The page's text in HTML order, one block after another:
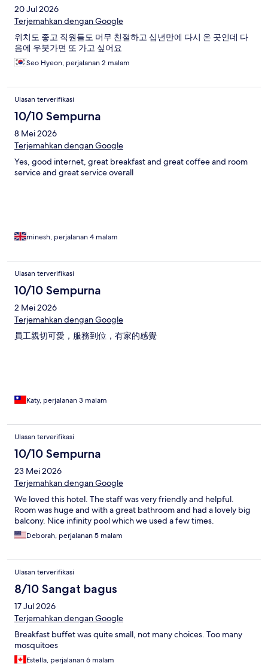
20 Jul 2026
Terjemahkan dengan Google
위치도 좋고 직원들도 머무 친절하고 십년만에 다시 온 곳인데 다
음에 우붓가면 또 가고 싶어요
Seo Hyeon, perjalanan 2 malam
Ulasan terverifikasi
10/10 Sempurna
8 Mei 2026
Terjemahkan dengan Google
Yes, good internet, great breakfast and great coffee and room
service and great service overall
minesh, perjalanan 4 malam
Ulasan terverifikasi
10/10 Sempurna
2 Mei 2026
Terjemahkan dengan Google
員工親切可愛，服務到位，有家的感覺
Katy, perjalanan 3 malam
Ulasan terverifikasi
10/10 Sempurna
23 Mei 2026
Terjemahkan dengan Google
We loved this hotel. The staff was very friendly and helpful.
Room was huge and with a great bathroom and had a lovely big
balcony. Nice infinity pool which we used a few times.
Deborah, perjalanan 5 malam
Ulasan terverifikasi
8/10 Sangat bagus
17 Jul 2026
Terjemahkan dengan Google
Breakfast buffet was quite small, not many choices. Too many
mosquitoes
Estella, perjalanan 6 malam